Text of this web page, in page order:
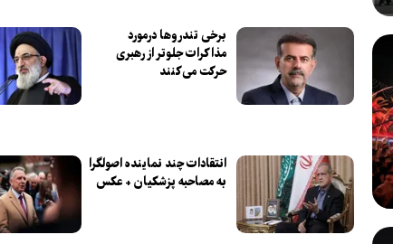
برخی تندرو‌ها درمورد
مذاکرات جلوتر از رهبری
حرکت می‌کنند
انتقادات چند نماینده اصولگرا
به مصاحبه پزشکیان + عکس